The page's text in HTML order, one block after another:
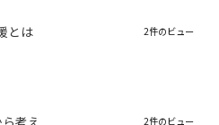
とは
2件のビュー
考え
2件のビュー